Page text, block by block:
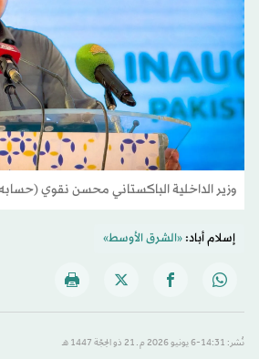
وزير الداخلية الباكستاني محسن نقوي
إسلام أباد:«الشرق الأوسط»
نُشر: 14:31-6 يونيو 2026 م ـ 21 ذو الحِجّة 1447 هـ